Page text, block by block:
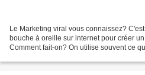
Le Marketing viral vous connaissez?
bouche à oreille sur internet pour créer
Comment fait-on? On utilise souvent ce